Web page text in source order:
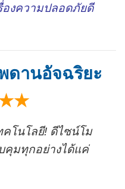
องความปลอดภัยดี
ดานอัจฉริยะ
คโนโลยี! ดีไซน์โม
คุมทุกอย่างได้แค่